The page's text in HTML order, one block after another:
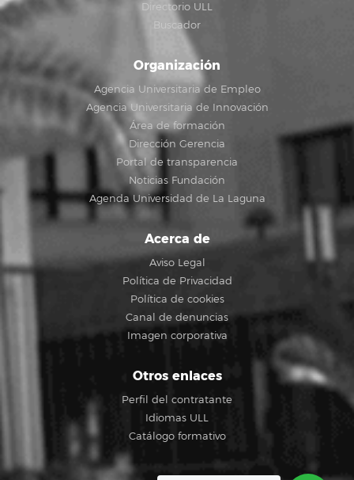
Directorio ULL
Buscador
Organización
Agencia Universitaria de Empleo
Agencia Universitaria de Innovación
Área de formación
Dirección Gerencia
Portal de transparencia
Noticias Fundación
Agenda Universidad de La Laguna
Acerca de
Aviso Legal
Política de Privacidad
Política de cookies
Canal de denuncias
Imagen corporativa
Otros enlaces
Perfil del contratante
Idiomas ULL
Catálogo formativo